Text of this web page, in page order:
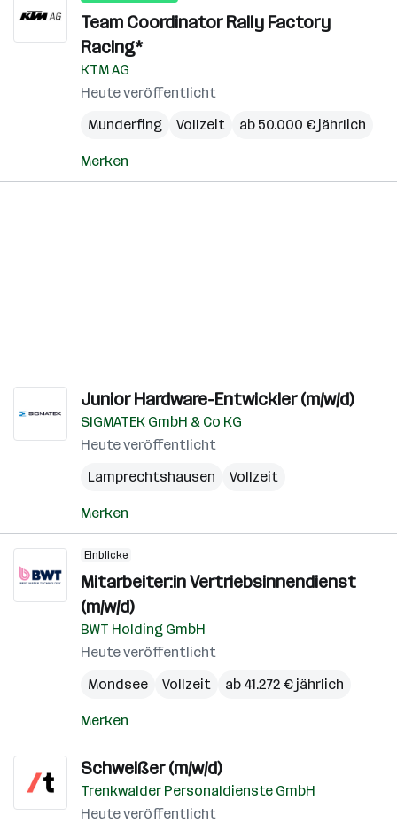
Team Coordinator Rally Factory
Racing*
KTM AG
Heute veröffentlicht
Munderfing
Vollzeit ab 50.000 € jährlich
Merken
Junior Hardware-Entwickler (m/w/d)
SIGMATEK GmbH & Co KG
Heute veröffentlicht
Lamprechtshausen
Vollzeit
Merken
Einblicke
Mitarbeiter:in Vertriebsinnendienst
(m/w/d)
BWT Holding GmbH
Heute veröffentlicht
Mondsee
Vollzeit ab 41.272 € jährlich
Merken
Schweißer (m/w/d)
Trenkwalder Personaldienste GmbH
Heute veröffentlicht